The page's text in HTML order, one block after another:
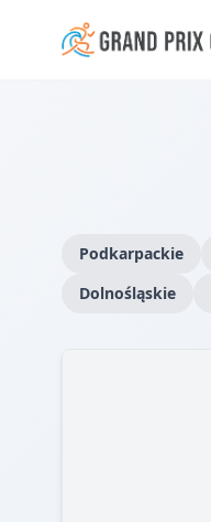
Podkarpackie
Dolnośląskie